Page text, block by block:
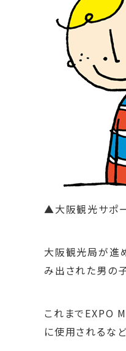
▲大阪観光サポ
大阪観光局が進
み出された男の
これまでEXPO
に使用されるな